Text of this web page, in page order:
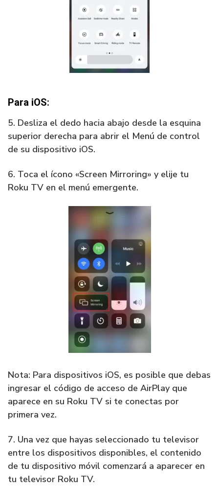
Para iOS:
5. Desliza el dedo hacia abajo desde la esquina
superior derecha para abrir el Menú de control
de su dispositivo iOS.
6. Toca el ícono «Screen Mirroring» y elije tu
Roku TV en el menú emergente.
Nota: Para dispositivos iOS, es posible que debas
ingresar el código de acceso de AirPlay que
aparece en su Roku TV si te conectas por
primera vez.
7. Una vez que hayas seleccionado tu televisor
entre los dispositivos disponibles, el contenido
de tu dispositivo móvil comenzará a aparecer en
tu televisor Roku TV.